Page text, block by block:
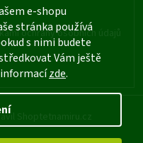
e-shopu
stránka používá
s nimi budete
Vám ještě
zde.
ochrany osobních údajů
Shoptetnamiru.cz